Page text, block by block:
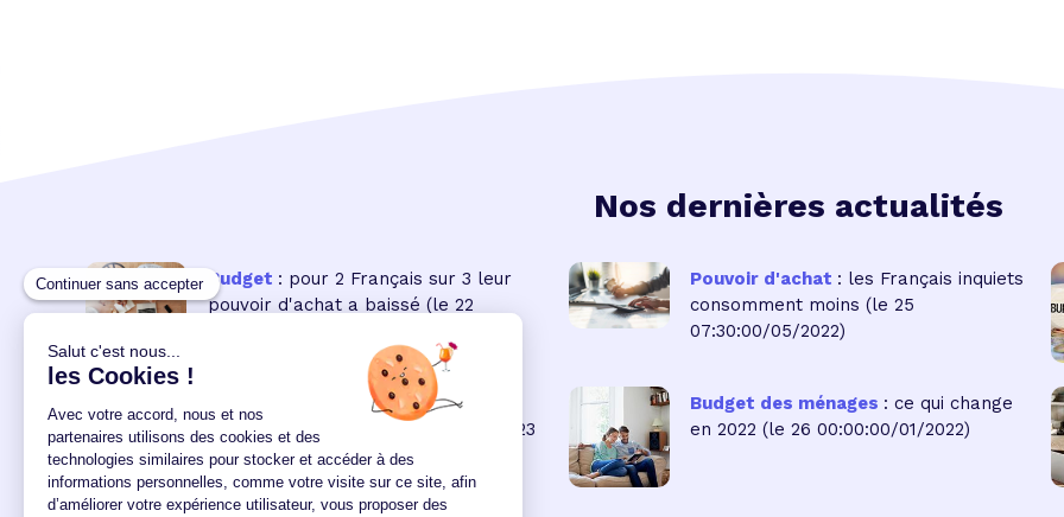
Nos dernières actualités
Budget : pour 2 Français sur 3 leur
pouvoir d'achat a baissé (le 22
Pouvoir d'achat : les Français inquiets
consomment moins (le 25
07:30:00/05/2022)
: à quoi les ménages
doivent-ils s'attendre en 2022 ?
(le 23
00:00:00/02/2022)
Budget des ménages : ce qui change
en 2022 (le 26 00:00:00/01/2022)